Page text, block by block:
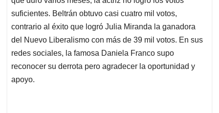
suficientes. Beltrán obtuvo casi cuatro mil votos,
contrario al éxito que logró Julia Miranda la ganadora
del Nuevo Liberalismo con más de 39 mil votos. En sus
redes sociales, la famosa Daniela Franco supo
reconocer su derrota pero agradecer la oportunidad y
apoyo.